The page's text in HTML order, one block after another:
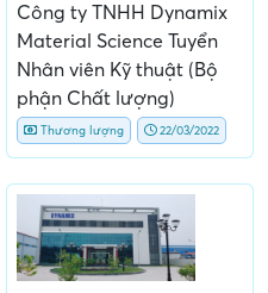
Công ty TNHH Dynamix
Material Science Tuyển
Nhân viên Kỹ thuật (Bộ
phận Chất lượng)
Thương lượng 22/03/2022